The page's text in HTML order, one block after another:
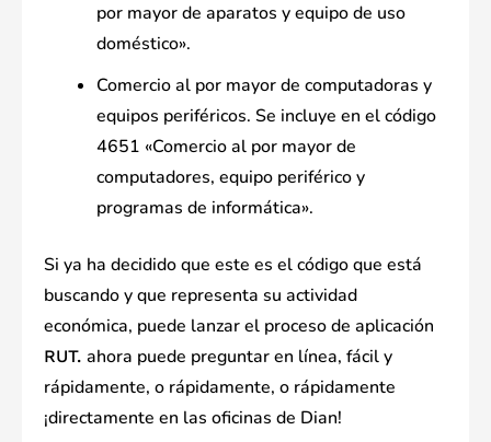
por mayor de aparatos y equipo de uso
doméstico».
Comercio al por mayor de computadoras y
equipos periféricos. Se incluye en el código
4651 «Comercio al por mayor de
computadores, equipo periférico y
programas de informática».
Si ya ha decidido que este es el código que está
buscando y que representa su actividad
económica, puede lanzar el proceso de aplicación
RUT. ahora puede preguntar en línea, fácil y
rápidamente, o rápidamente, o rápidamente
¡directamente en las oficinas de Dian!